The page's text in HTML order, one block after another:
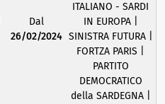
Dal
26/02/2024
ITALIANO - SARDI
IN EUROPA |
SINISTRA FUTURA |
FORTZA PARIS |
PARTITO
DEMOCRATICO
della SARDEGNA |